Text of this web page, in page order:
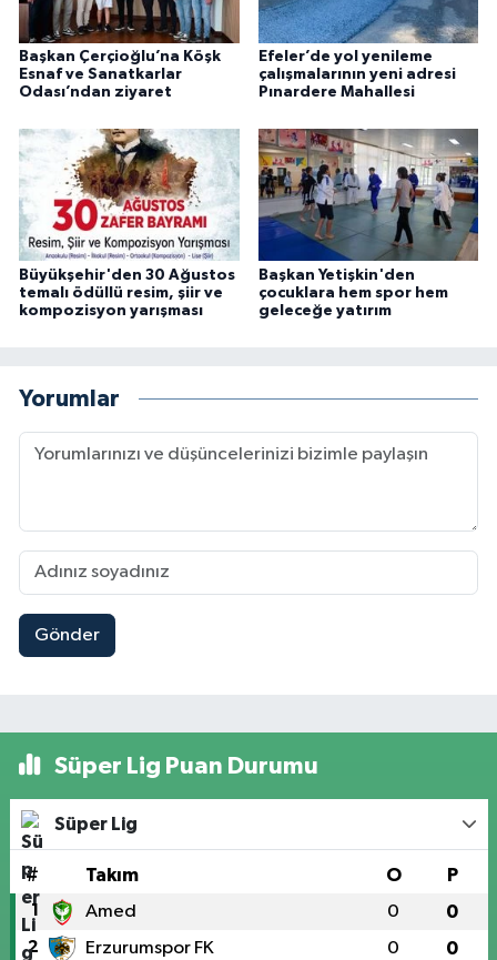
Başkan Çerçioğlu’na Köşk
Esnaf ve Sanatkarlar
Odası’ndan ziyaret
Efeler’de yol yenileme
çalışmalarının yeni adresi
Pınardere Mahallesi
Büyükşehir'den 30 Ağustos
temalı ödüllü resim, şiir ve
kompozisyon yarışması
Başkan Yetişkin'den
çocuklara hem spor hem
geleceğe yatırım
Yorumlar
Gönder
Süper Lig Puan Durumu
Süper Lig
# Takım O P
1 Amed 0 0
2 Erzurumspor FK 0 0